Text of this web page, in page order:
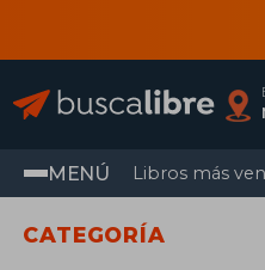
MENÚ Libros más
CATEGORÍA